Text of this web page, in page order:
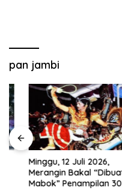
pan jambi
Minggu, 12 Juli 2026,
Merangin Bakal “Dibuat
Mabok” Penampilan 30 Grup